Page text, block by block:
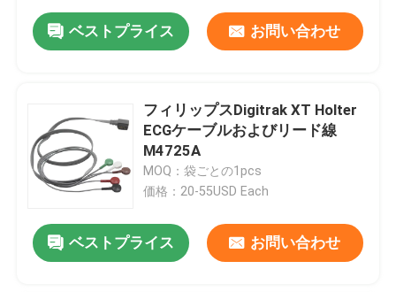
ベストプライス お問い合わせ
フィリップスDigitrak XT Holter
ECGケーブルおよびリード線
M4725A
MOQ：袋ごとの1pcs
価格：20-55USD Each
ベストプライス お問い合わせ